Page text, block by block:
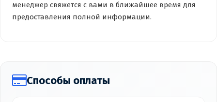
менеджер свяжется с вами в ближайшее время для
предоставления полной информации.
Способы оплаты